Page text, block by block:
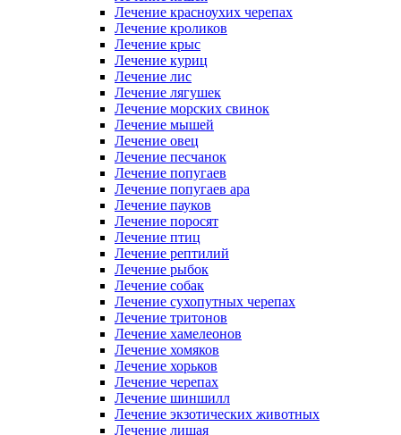
Лечение красноухих черепах
Лечение кроликов
Лечение крыс
Лечение куриц
Лечение лис
Лечение лягушек
Лечение морских свинок
Лечение мышей
Лечение овец
Лечение песчанок
Лечение попугаев
Лечение попугаев ара
Лечение пауков
Лечение поросят
Лечение птиц
Лечение рептилий
Лечение рыбок
Лечение собак
Лечение сухопутных черепах
Лечение тритонов
Лечение хамелеонов
Лечение хомяков
Лечение хорьков
Лечение черепах
Лечение шиншилл
Лечение экзотических животных
Лечение лишая